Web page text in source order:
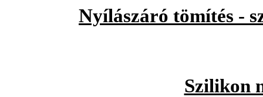
Nyílászáró tömítés -
Szilikon